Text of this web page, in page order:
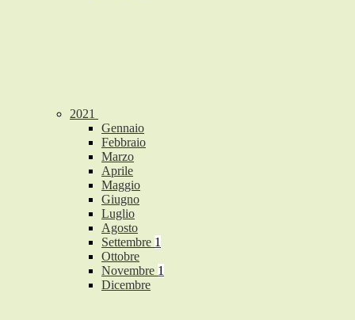
2021
Gennaio
Febbraio
Marzo
Aprile
Maggio
Giugno
Luglio
Agosto
Settembre 1
Ottobre
Novembre 1
Dicembre